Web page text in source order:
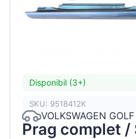
Disponibil (3+)
SKU: 9518412K
VOLKSWAGEN
Prag complet /